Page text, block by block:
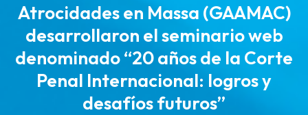
Atrocidades en Massa (GAAMAC)
desarrollaron el seminario web
denominado “20 años de la Corte
Penal Internacional: logros y
desafíos futuros”